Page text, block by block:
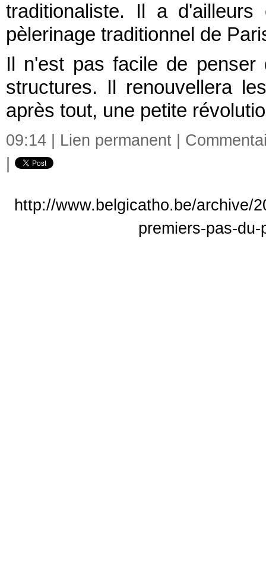
traditionaliste. Il a
pèlerinage traditionnel de
Il n'est pas facile de
structures. Il renouvellera
après tout, une petite
09:14 | Lien permanent
http://www.belgicatho.be/archive/
premiers-pas-